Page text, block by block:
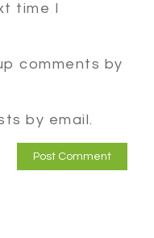
time I
comments by
by email.